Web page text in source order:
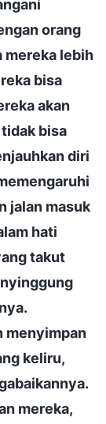
orang
mereka lebih
bisa
akan
bisa
diri
jalan masuk
hati
takut
menyimpan
keliru,
mereka,